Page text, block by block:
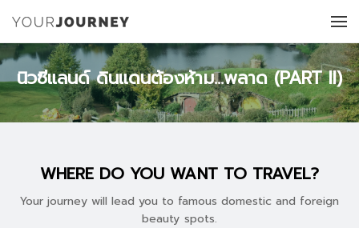
นิวซีแลนด์ ดินแดนต้องห้าม…พลาด (PART II)
WHERE DO YOU WANT TO TRAVEL?
Your journey will lead you to famous domestic and foreign
beauty spots.